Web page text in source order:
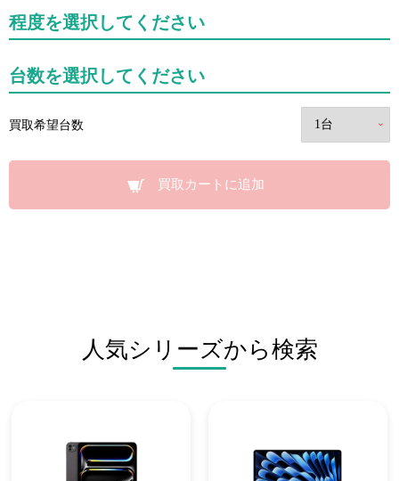
程度を選択してください
台数を選択してください
買取希望台数
買取カートに追加
人気シリーズから検索